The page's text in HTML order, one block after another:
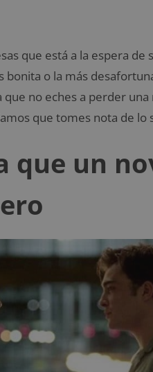
que está a la espera
o la más
no eches a perder
que tomes nota de lo
que un